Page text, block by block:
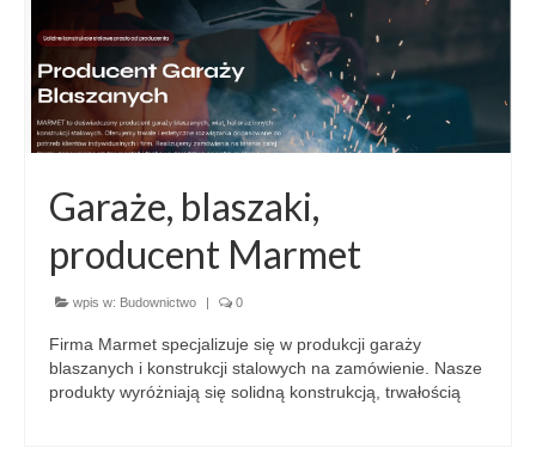
Garaże, blaszaki,
producent Marmet
wpis w: Budownictwo | 0
Firma Marmet specjalizuje się w produkcji garaży
blaszanych i konstrukcji stalowych na zamówienie. Nasze
produkty wyróżniają się solidną konstrukcją, trwałością